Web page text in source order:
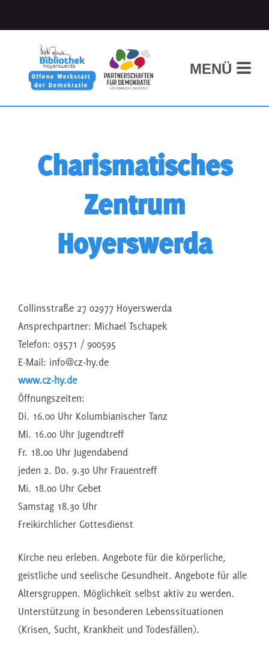
MENÜ
Charismatisches
Zentrum
Hoyerswerda
Collinsstraße 27 02977 Hoyerswerda
Ansprechpartner: Michael Tschapek
Telefon: 03571 / 900595
E-Mail: info@cz-hy.de
www.cz-hy.de
Öffnungszeiten:
Di. 16.00 Uhr Kolumbianischer Tanz
Mi. 16.00 Uhr Jugendtreff
Fr. 18.00 Uhr Jugendabend
jeden 2. Do. 9.30 Uhr Frauentreff
Mi. 18.00 Uhr Gebet
Samstag 18.30 Uhr
Freikirchlicher Gottesdienst
Kirche neu erleben. Angebote für die körperliche,
geistliche und seelische Gesundheit. Angebote für alle
Altersgruppen. Möglichkeit selbst aktiv zu werden.
Unterstützung in besonderen Lebenssituationen
(Krisen, Sucht, Krankheit und Todesfällen).